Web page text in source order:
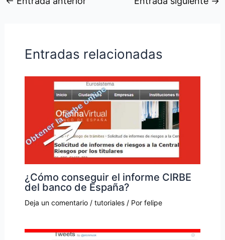
Entradas relacionadas
¿Cómo conseguir el informe CIRBE
del banco de España?
Deja un comentario / tutoriales/ Por felipe